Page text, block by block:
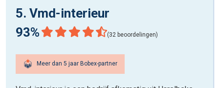
5. Vmd-interieur
93%
(32 beoordelingen)
Meer dan 5 jaar Bobex-partner